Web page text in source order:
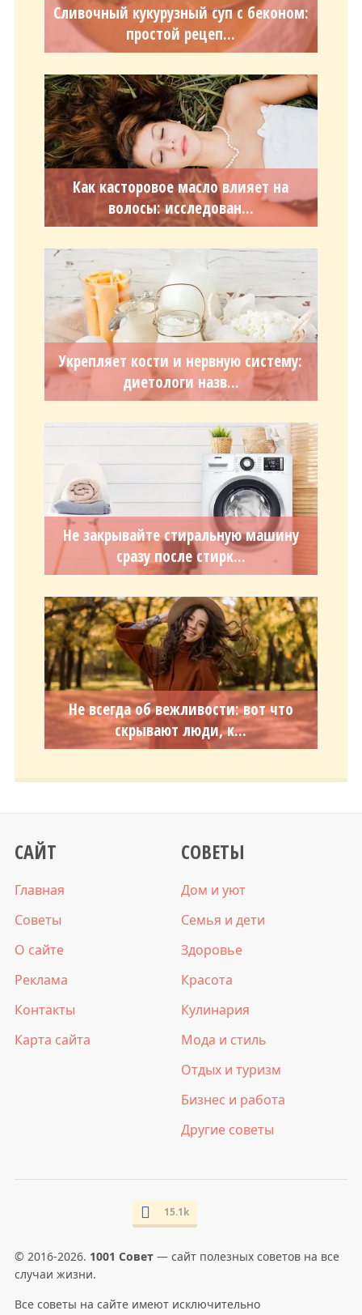
Сливочный кукурузный суп с беконом:
простой рецеп...
Как касторовое масло влияет на
волосы: исследован...
Укрепляет кости и нервную систему:
диетологи назв...
Не закрывайте стиральную машину
сразу после стирк...
Не всегда об вежливости: вот что
скрывают люди, к...
САЙТ
Главная
Советы
О сайте
Реклама
Контакты
Карта сайта
СОВЕТЫ
Дом и уют
Семья и дети
Здоровье
Красота
Кулинария
Мода и стиль
Отдых и туризм
Бизнес и работа
Другие советы
15.1k
© 2016-2026. 1001 Совет— сайт полезных советов на все
случаи жизни.
Все советы на сайте имеют исключительно